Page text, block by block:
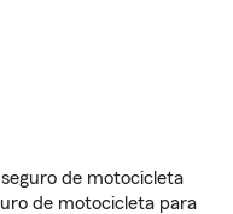
de motocicleta
de motocicleta para